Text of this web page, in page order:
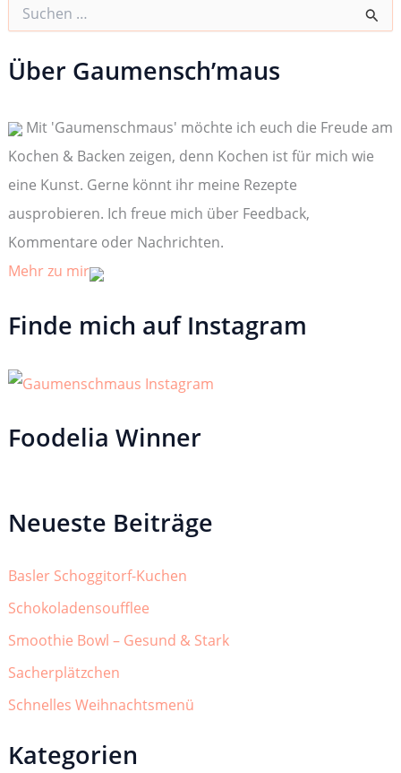
h
e
a
h
:
Über Gaumensch’maus
Mit 'Gaumenschmaus' möchte ich euch die Freude am
Kochen & Backen zeigen, denn Kochen ist für mich wie
eine Kunst. Gerne könnt ihr meine Rezepte
ausprobieren. Ich freue mich über Feedback,
Kommentare oder Nachrichten.
Mehr zu mir
Finde mich auf Instagram
Foodelia Winner
Neueste Beiträge
Basler Schoggitorf-Kuchen
Schokoladensoufflee
Smoothie Bowl – Gesund & Stark
Sacherplätzchen
Schnelles Weihnachtsmenü
Kategorien